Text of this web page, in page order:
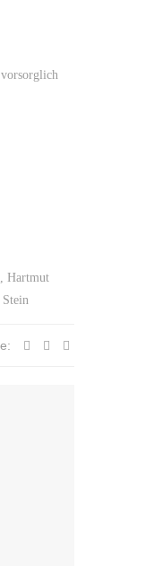
vorsorglich
Hartmut
Stein